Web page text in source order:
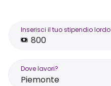
Inserisci il tuo stipendio lordo
Dove lavori?
Piemonte